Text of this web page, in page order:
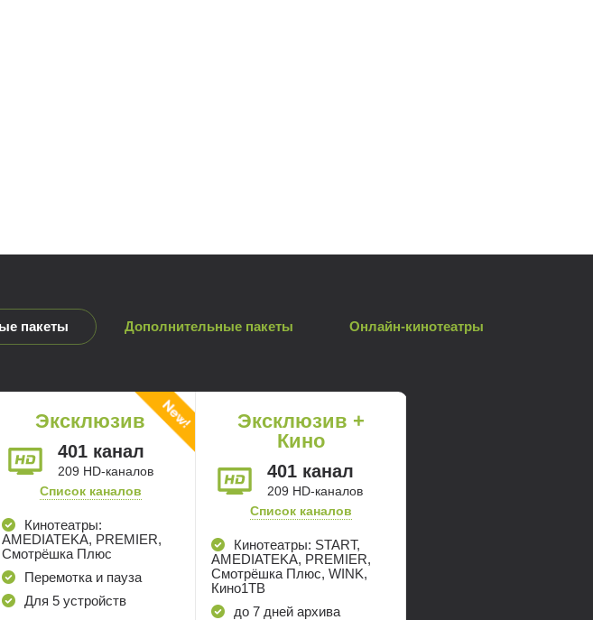
пакеты Дополнительные пакеты Онлайн-кинотеатры
Эксклюзив
401 канал
209 HD-каналов
Список каналов
Кинотеатры:
AMEDIATEKA, PREMIER,
Смотрёшка Плюс
Перемотка и пауза
Для 5 устройств
Эксклюзив +
Кино
401 канал
209 HD-каналов
Список каналов
Кинотеатры: START,
AMEDIATEKA, PREMIER,
Смотрёшка Плюс, WINK,
Кино1ТВ
до 7 дней архива